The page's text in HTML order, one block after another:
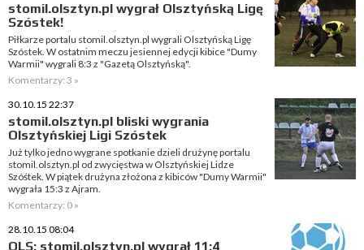
stomil.olsztyn.pl wygrał Olsztyńską Ligę
Szóstek!
Piłkarze portalu stomil.olsztyn.pl wygrali Olsztyńską Ligę
Szóstek. W ostatnim meczu jesiennej edycji kibice "Dumy
Warmii" wygrali 8:3 z "Gazetą Olsztyńską".
Komentarzy: 3 »
30.10.15 22:37
stomil.olsztyn.pl bliski wygrania
Olsztyńskiej Ligi Szóstek
Już tylko jedno wygrane spotkanie dzieli drużynę portalu
stomil.olsztyn.pl od zwycięstwa w Olsztyńskiej Lidze
Szóśtek. W piątek drużyna złożona z kibiców "Dumy Warmii"
wygrała 15:3 z Ajram.
Komentarzy: 0 »
28.10.15 08:04
OLS: stomil.olsztyn.pl wygrał 11:4